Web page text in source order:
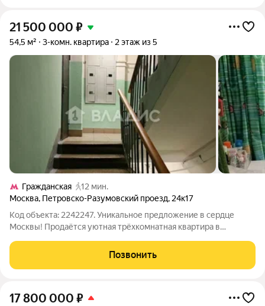
21 500 000 ₽
54,5 м² 3-комн. квартира 2 этаж из 5
Гражданская
12 мин.
Москва, Петровско-Разумовский проезд, 24к17
Код объекта: 2242247. Уникальное предложение в сердце
Москвы! Продаётся уютная трёхкомнатная квартира в
кирпича в 1960 году, отличается надёжностью и хорошей
звукоизоляцией. Квартира расположена
Позвонить
17 800 000 ₽